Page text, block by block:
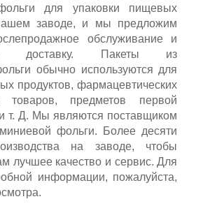
для упаковки пищевых
заводе, и мы предложим
обслуживание и
доставку. Пакеты из
обычно используются для
продуктов, фармацевтических
товаров, предметов первой
т. Д. Мы являются поставщиком
фольги. Более десяти
на заводе, чтобы
лучшее качество и сервис. Для
информации, пожалуйста,